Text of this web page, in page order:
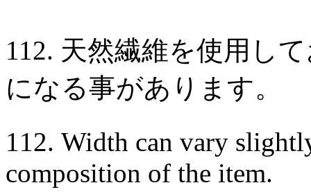
112. 天然繊維を使用し
になる事があります。
112. Width can vary
composition of the item.